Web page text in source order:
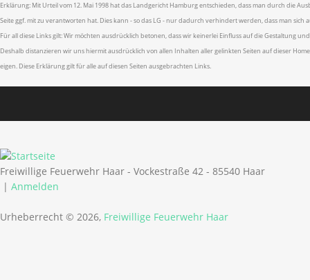
Erklärung: Mit Urteil vom 12. Mai 1998 hat das Landgericht Hamburg entschieden, dass man durch die
Seite ggf. mit zu verantworten hat. Dies kann - so das LG - nur dadurch verhindert werden, dass man
Für all diese Links gilt: Wir möchten ausdrücklich betonen, dass wir keinerlei Einfluss auf die Gestaltung
Deshalb distanzieren wir uns hiermit ausdrücklich von allen Inhalten aller gelinkten Seiten auf dieser
eigen. Diese Erklärung gilt für alle auf diesen Seiten ausgebrachten Links.
Freiwillige Feuerwehr Haar - Vockestraße 42 - 85540 Haar
| Anmelden
Urheberrecht © 2026, Freiwillige Feuerwehr Haar